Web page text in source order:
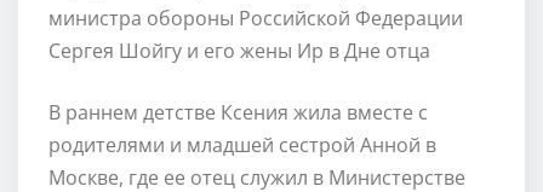
министра обороны Российской Федерации
Сергея Шойгу и его жены Ир в Дне отца
В раннем детстве Ксения жила вместе с
родителями и младшей сестрой Анной в
Москве, где ее отец служил в Министерстве